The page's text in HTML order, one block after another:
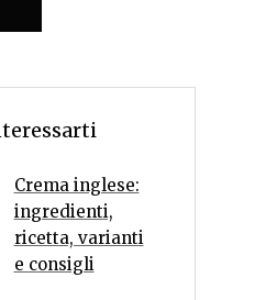
Crema inglese:
ingredienti,
ricetta, varianti
e consigli